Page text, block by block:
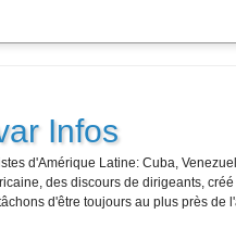
Infos
d'Amérique Latine: Cuba,
des discours de dirigeants,
d'être toujours au plus près de